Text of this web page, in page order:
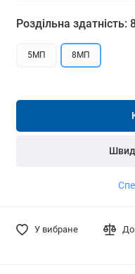
Роздільна здатність:
5МП 8МП
У вибране До